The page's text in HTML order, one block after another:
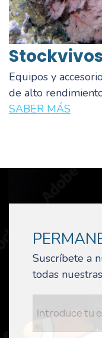
Stockvivos
Equipos y
de alto
SABER MÁS
Suscríbete a
todas